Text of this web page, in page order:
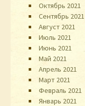
Октябрь 2021
Сентябрь 2021
Август 2021
Июль 2021
Июнь 2021
Май 2021
Апрель 2021
Март 2021
Февраль 2021
Январь 2021